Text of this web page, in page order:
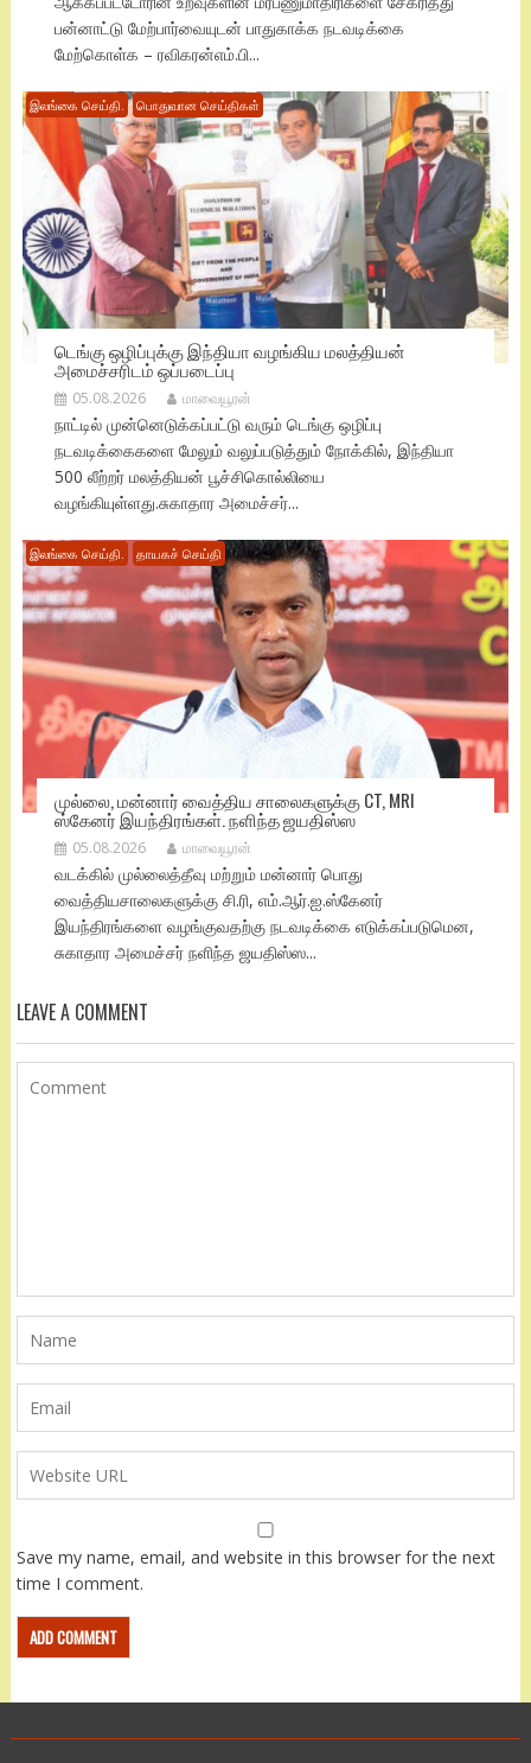
பன்னாட்டு மேற்பார்வையுடன் பாதுகாக்க நடவடிக்கை
மேற்கொள்க – ரவிகரன்எம்.பி...
இலங்கை செய்தி. பொதுவான செய்திகள்
டெங்கு ஒழிப்புக்கு இந்தியா வழங்கிய மலத்தியன்
அமைச்சரிடம் ஒப்படைப்பு
05.08.2026 மாவையூரன்
நாட்டில் முன்னெடுக்கப்பட்டு வரும் டெங்கு ஒழிப்பு
நடவடிக்கைகளை மேலும் வலுப்படுத்தும் நோக்கில், இந்தியா
500 லீற்றர் மலத்தியன் பூச்சிகொல்லியை
வழங்கியுள்ளது.சுகாதார அமைச்சர்...
இலங்கை செய்தி. தாயகச் செய்தி
முல்லை, மன்னார் வைத்திய சாலைகளுக்கு CT, MRI
ஸ்கேனர் இயந்திரங்கள். நளிந்த ஜயதிஸ்ஸ
05.08.2026 மாவையூரன்
வடக்கில் முல்லைத்தீவு மற்றும் மன்னார் பொது
வைத்தியசாலைகளுக்கு சி.ரி, எம்.ஆர்.ஐ.ஸ்கேனர்
இயந்திரங்களை வழங்குவதற்கு நடவடிக்கை எடுக்கப்படுமென,
சுகாதார அமைச்சர் நளிந்த ஜயதிஸ்ஸ...
LEAVE A COMMENT
Save my name, email, and website in this browser for the next
time I comment.